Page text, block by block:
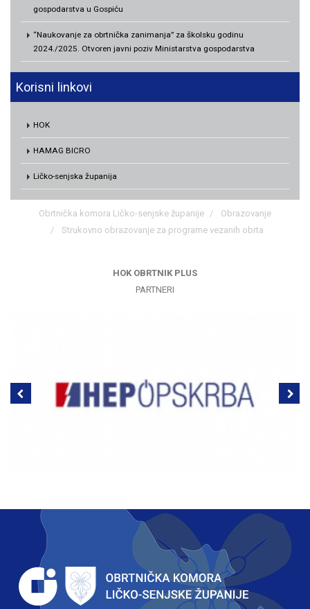
gospodarstva u Gospiću
“Naukovanje za obrtnička zanimanja” za školsku godinu
2024./2025. Otvoren javni poziv Ministarstva gospodarstva
Korisni linkovi
HOK
HAMAG BICRO
Ličko-senjska županija
Obrtnička komora Ličko-senjske županije
Obrazovanje
Strukovno obrazovanje za programe vezanih obrta
HOK OBRTNIK PLUS
PARTNERI